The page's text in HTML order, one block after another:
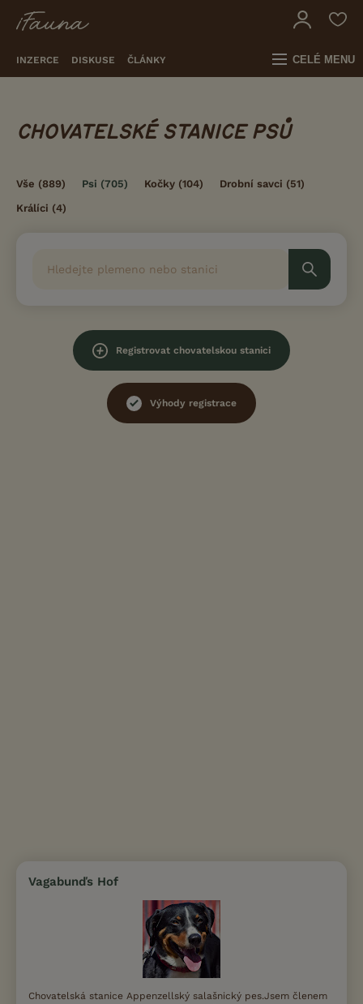
INZERCE DISKUSE ČLÁNKY CELÉ MENU
CHOVATELSKÉ STANICE PSŮ
Vše (889) Psi (705) Kočky (104) Drobní savci (51)
Králíci (4)
Registrovat chovatelskou stanici
Výhody registrace
Vagabunďs Hof
Chovatelská stanice Appenzellský salašnický pes.Jsem členem